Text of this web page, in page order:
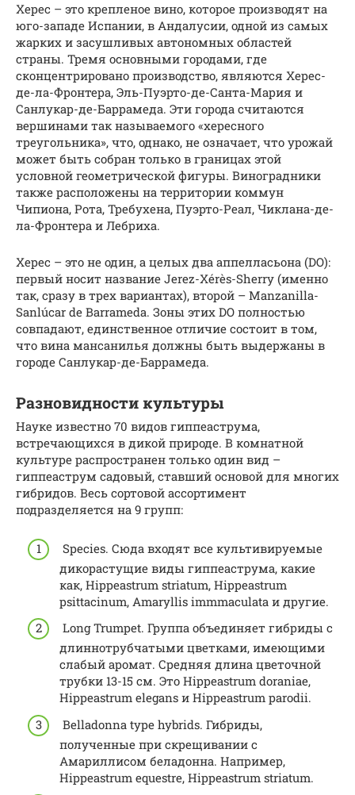
Херес – это крепленое вино, которое производят на
юго-западе Испании, в Андалусии, одной из самых
жарких и засушливых автономных областей
страны. Тремя основными городами, где
сконцентрировано производство, являются Херес-
де-ла-Фронтера, Эль-Пуэрто-де-Санта-Мария и
Санлукар-де-Баррамеда. Эти города считаются
вершинами так называемого «хересного
треугольника», что, однако, не означает, что урожай
может быть собран только в границах этой
условной геометрической фигуры. Виноградники
также расположены на территории коммун
Чипиона, Рота, Требухена, Пуэрто-Реал, Чиклана-де-
ла-Фронтера и Лебриха.
Херес – это не один, а целых два аппелласьона (DO):
первый носит название Jerez-Xérès-Sherry (именно
так, сразу в трех вариантах), второй – Manzanilla-
Sanlúcar de Barrameda. Зоны этих DO полностью
совпадают, единственное отличие состоит в том,
что вина мансанилья должны быть выдержаны в
городе Санлукар-де-Баррамеда.
Разновидности культуры
Науке известно 70 видов гиппеаструма,
встречающихся в дикой природе. В комнатной
культуре распространен только один вид –
гиппеаструм садовый, ставший основой для многих
гибридов. Весь сортовой ассортимент
подразделяется на 9 групп:
Species. Сюда входят все культивируемые
дикорастущие виды гиппеаструма, какие
как, Hippeastrum striatum, Hippeastrum
psittacinum, Amaryllis immmaculata и другие.
Long Trumpet. Группа объединяет гибриды с
длиннотрубчатыми цветками, имеющими
слабый аромат. Средняя длина цветочной
трубки 13-15 см. Это Hippeastrum doraniae,
Hippeastrum elegans и Hippeastrum рarodii.
Belladonna type hybrids. Гибриды,
полученные при скрещивании с
Амариллисом беладонна. Например,
Hippeastrum equestre, Hippeastrum striatum.